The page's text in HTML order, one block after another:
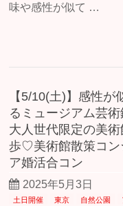
味や感性が似て …
【5/10(土)】感性が
るミュージアム芸
大人世代限定の美
歩♡美術館散策コ
ア婚活合コン
2025年5月3日
土日開催 東京 自然公園